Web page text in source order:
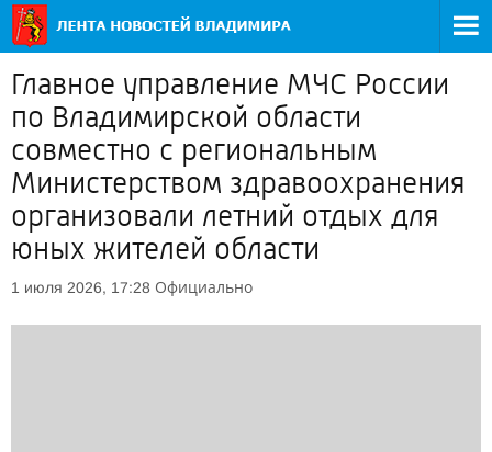
Главное управление МЧС России
по Владимирской области
совместно с региональным
Министерством здравоохранения
организовали летний отдых для
юных жителей области
1 июля 2026, 17:28 Официально